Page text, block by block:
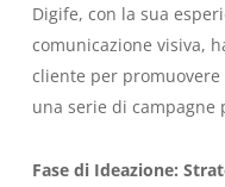
Digife, con la sua
comunicazione visiva,
cliente per
una serie di
Fase di Ideazione: